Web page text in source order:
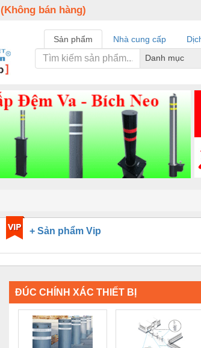
(Không bán hàng)
Sản phẩm Nhà cung cấp
Danh mục
+ Sản phẩm Vip
ĐÚC CHÍNH XÁC THIẾT BỊ